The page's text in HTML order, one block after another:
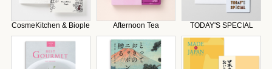
CosmeKitchen & Biople Afternoon Tea TODAY'S SPECIAL